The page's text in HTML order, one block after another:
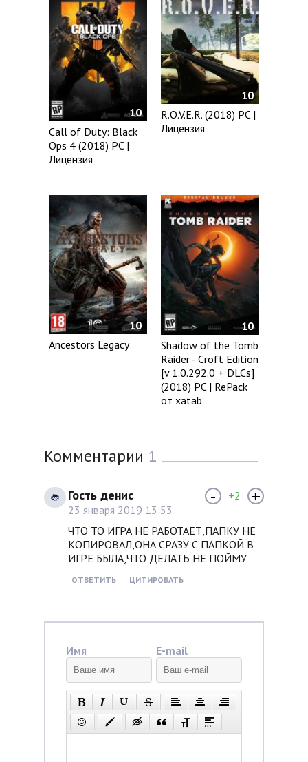
10
Call of Duty: Black
Ops 4 (2018) PC |
Лицензия
10
R.O.V.E.R. (2018) PC |
Лицензия
10
Ancestors Legacy
10
Shadow of the Tomb
Raider - Croft Edition
[v 1.0.292.0 + DLCs]
(2018) PC | RePack
от xatab
Комментарии 1
Гость денис
23 января 2019 13:53
ЧТО ТО ИГРА НЕ РАБОТАЕТ,ПАПКУ НЕ
КОПИРОВАЛ,ОНА СРАЗУ С ПАПКОЙ В
ИГРЕ БЫЛА,ЧТО ДЕЛАТЬ НЕ ПОЙМУ
ОТВЕТИТЬ ЦИТИРОВАТЬ
- +2 +
Имя E-mail